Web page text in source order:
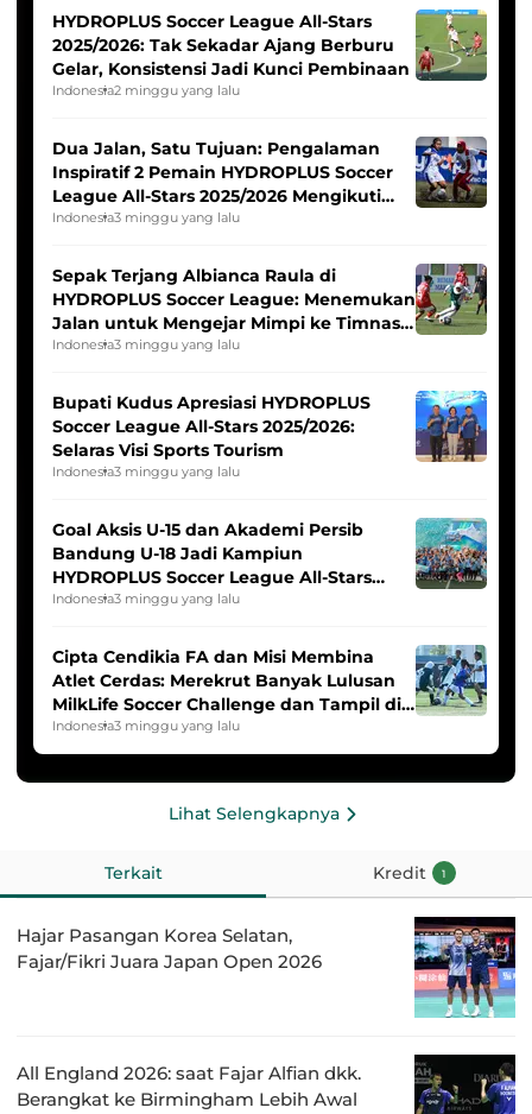
HYDROPLUS Soccer League All-Stars
2025/2026: Tak Sekadar Ajang Berburu
Gelar, Konsistensi Jadi Kunci Pembinaan
Indonesia2 minggu yang lalu
Dua Jalan, Satu Tujuan: Pengalaman
Inspiratif 2 Pemain HYDROPLUS Soccer
League All-Stars 2025/2026 Mengikuti
Seleksi Timnas Indonesia Putri
Indonesia3 minggu yang lalu
Sepak Terjang Albianca Raula di
HYDROPLUS Soccer League: Menemukan
Jalan untuk Mengejar Mimpi ke Timnas
Indonesia Putri
Indonesia3 minggu yang lalu
Bupati Kudus Apresiasi HYDROPLUS
Soccer League All-Stars 2025/2026:
Selaras Visi Sports Tourism
Indonesia3 minggu yang lalu
Goal Aksis U-15 dan Akademi Persib
Bandung U-18 Jadi Kampiun
HYDROPLUS Soccer League All-Stars
2025/2026
Indonesia3 minggu yang lalu
Cipta Cendikia FA dan Misi Membina
Atlet Cerdas: Merekrut Banyak Lulusan
MilkLife Soccer Challenge dan Tampil di
HYDROPLUS Soccer League
Indonesia3 minggu yang lalu
Lihat Selengkapnya
Terkait Kredit 1
Hajar Pasangan Korea Selatan,
Fajar/Fikri Juara Japan Open 2026
All England 2026: saat Fajar Alfian dkk.
Berangkat ke Birmingham Lebih Awal